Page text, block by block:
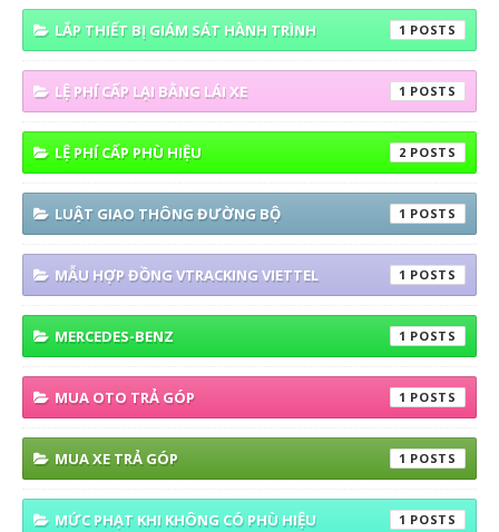
LẮP THIẾT BỊ GIÁM SÁT HÀNH TRÌNH 1
LỆ PHÍ CẤP LẠI BẰNG LÁI XE 1
LỆ PHÍ CẤP PHÙ HIỆU 2
LUẬT GIAO THÔNG ĐƯỜNG BỘ 1
MẪU HỢP ĐỒNG VTRACKING VIETTEL 1
MERCEDES-BENZ 1
MUA OTO TRẢ GÓP 1
MUA XE TRẢ GÓP 1
MỨC PHẠT KHI KHÔNG CÓ PHÙ HIỆU 1